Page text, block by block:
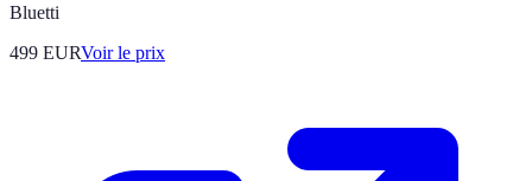
Bluetti
499 EURVoir le prix